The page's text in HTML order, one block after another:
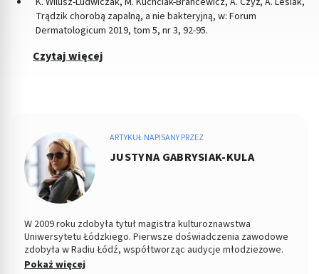
Trądzik chorobą zapalną, a nie bakteryjną, w: Forum
Dermatologicum 2019, tom 5, nr 3, 92-95.
Czytaj więcej
ARTYKUŁ NAPISANY PRZEZ
JUSTYNA GABRYSIAK-KULA
W 2009 roku zdobyła tytuł magistra kulturoznawstwa
Uniwersytetu Łódzkiego. Pierwsze doświadczenia zawodowe
zdobyła w Radiu Łódź, współtworząc audycje młodzieżowe.
Od kilku lat pracuje jako copywriter, specjalizując się w
Pokaż więcej